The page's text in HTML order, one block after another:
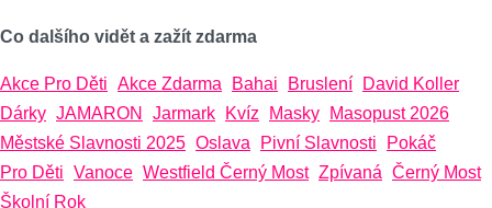
Co dalšího vidět a zažít zdarma
Akce Pro Děti Akce Zdarma Bahai Bruslení
David Koller
Dárky JAMARON Jarmark Kvíz Masky
Masopust 2026
Městské Slavnosti 2025 Oslava Pivní Slavnosti
Pokáč
Pro Děti Vanoce Westfield Černý Most Zpívaná Černý Most
Školní Rok